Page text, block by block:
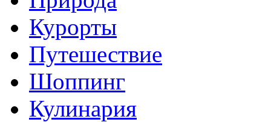
Курорты
Путешествие
Шоппинг
Кулинария